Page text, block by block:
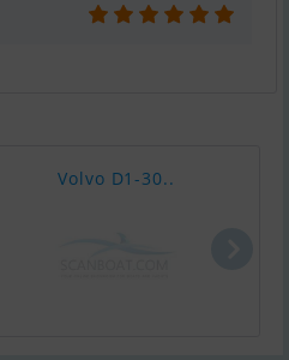
Volvo D1-30..